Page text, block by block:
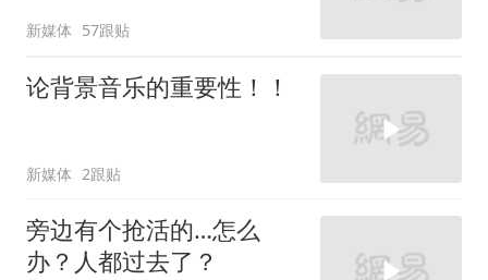
新媒体 57跟贴
论背景音乐的重要性！！
新媒体 2跟贴
旁边有个抢活的…怎么
办？人都过去了？